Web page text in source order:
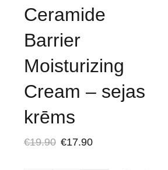
Ceramide
Barrier
Moisturizing
Cream – sejas
krēms
€19.90 €17.90